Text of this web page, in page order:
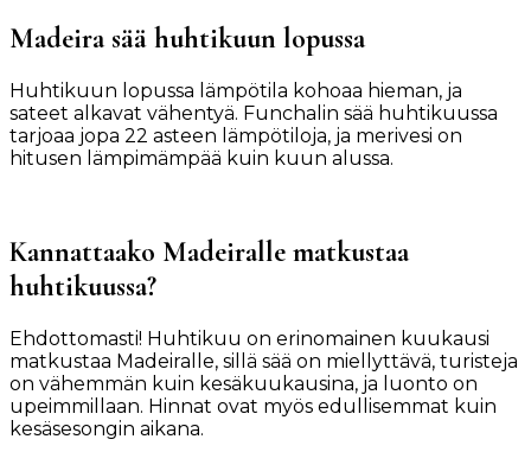
Madeira sää huhtikuun lopussa
Huhtikuun lopussa lämpötila kohoaa hieman, ja
sateet alkavat vähentyä. Funchalin sää huhtikuussa
tarjoaa jopa 22 asteen lämpötiloja, ja merivesi on
hitusen lämpimämpää kuin kuun alussa.
Kannattaako Madeiralle matkustaa
huhtikuussa?
Ehdottomasti! Huhtikuu on erinomainen kuukausi
matkustaa Madeiralle, sillä sää on miellyttävä, turisteja
on vähemmän kuin kesäkuukausina, ja luonto on
upeimmillaan. Hinnat ovat myös edullisemmat kuin
kesäsesongin aikana.